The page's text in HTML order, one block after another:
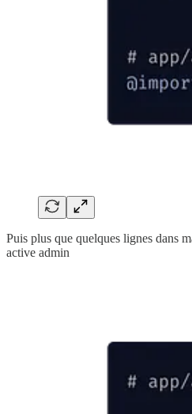
Puis plus que quelques lignes dans
active admin